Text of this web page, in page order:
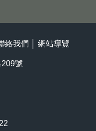
絡我們 網站導覽
號